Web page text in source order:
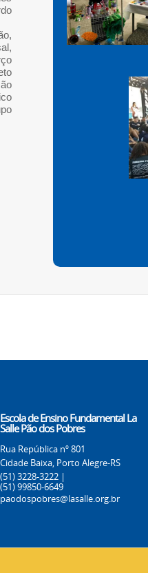
Escola de Ensino Fundamental La
Salle Pão dos Pobres
Rua República nº 801
Cidade Baixa, Porto Alegre-RS
(51) 3228-3222 |
(51) 99850-6649
paodospobres@lasalle.org.br